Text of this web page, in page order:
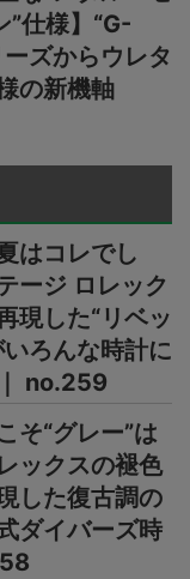
仕様】“G-
ーズからウレタ
の新機軸
はコレでし
ージ ロレック
現した“リベッ
いろんな時計に
no.259
そ“グレー”は
ックスの褪色
した復古調の
ダイバーズ時